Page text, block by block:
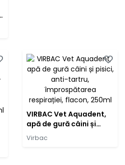
VIRBAC Vet Aquadent,
apă de gură câini și
pisici, anti-tartru,
Virbac